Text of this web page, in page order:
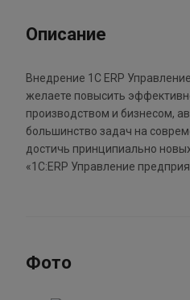
Описание
Внедрение 1С ERP
желаете повысить
производством и бизнесом,
большинство задач на
достичь принципиально
«1С:ERP Управление
Фото